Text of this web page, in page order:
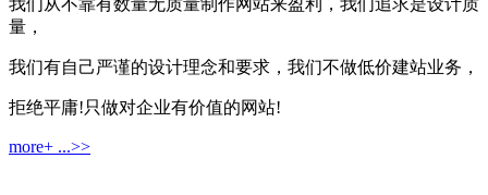
我们从不靠有数量无质量制作网站来盈利，我们追求是设计质
量，
我们有自己严谨的设计理念和要求，我们不做低价建站业务，
拒绝平庸!只做对企业有价值的网站!
more+ ...>>